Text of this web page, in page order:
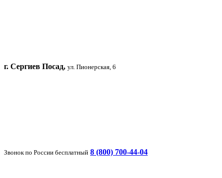
г. Сергиев Посад, ул. Пионерская, 6
Звонок по России бесплатный 8 (800) 700-44-04